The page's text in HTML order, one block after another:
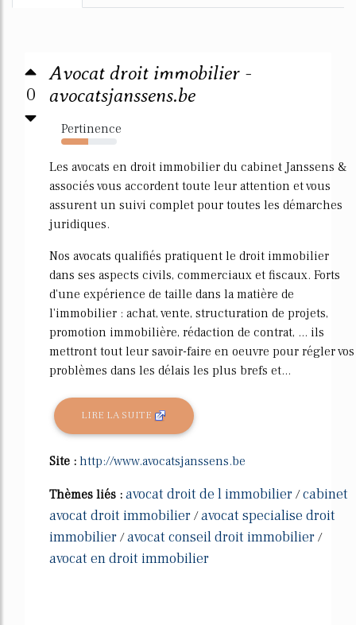
0
Avocat droit immobilier -
avocatsjanssens.be
Pertinence
48%
Les avocats en droit immobilier du cabinet Janssens &
associés vous accordent toute leur attention et vous
assurent un suivi complet pour toutes les démarches
juridiques.
Nos avocats qualifiés pratiquent le droit immobilier
dans ses aspects civils, commerciaux et fiscaux. Forts
d'une expérience de taille dans la matière de
l'immobilier : achat, vente, structuration de projets,
promotion immobilière, rédaction de contrat, ... ils
mettront tout leur savoir-faire en oeuvre pour régler vos
problèmes dans les délais les plus brefs et...
LIRE LA SUITE
Site : http://www.avocatsjanssens.be
Thèmes liés : avocat droit de l immobilier /cabinet
avocat droit immobilier /avocat specialise droit
immobilier /avocat conseil droit immobilier /
avocat en droit immobilier